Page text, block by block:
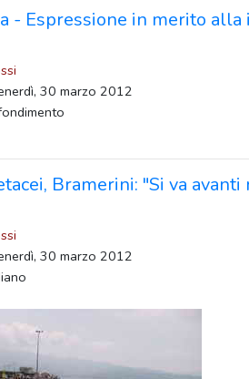
- Espressione in merito
30 marzo 2012
Bramerini: "Si va
30 marzo 2012